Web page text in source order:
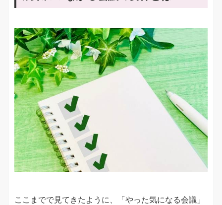
ここまでで見てきたように、「やった気になる会議」